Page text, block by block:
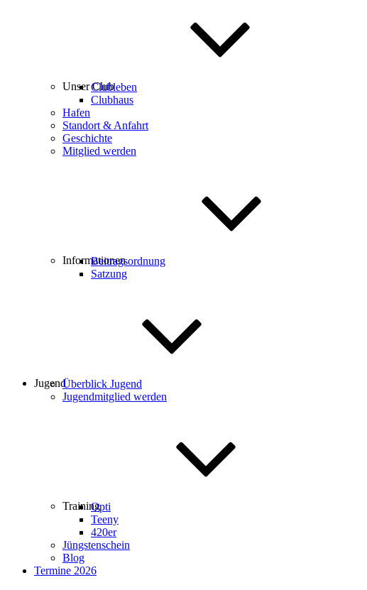
Unser ClubClubleben
Clubhaus
Hafen
Standort & Anfahrt
Geschichte
Mitglied werden
Informationen
Beitragsordnung
Satzung
JugendÜberblick Jugend
Jugendmitglied werden
TrainingOpti
Teeny
420er
Jüngstenschein
Blog
Termine 2026